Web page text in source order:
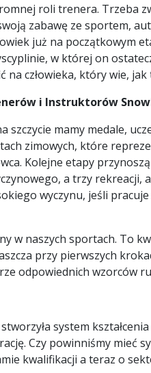
roli trenera. Trzeba
zabawę ze sportem,
już na
w której on
na człowieka, który wie,
i Instruktorów
szczycie mamy medale,
zimowych, które
Kolejne etapy
a trzy rekreacji,
wyczynu, jeśli
w naszych sportach. To
przy pierwszych
odpowiednich wzorców
system
Czy powinniśmy mieć
kwalifikacji a teraz o